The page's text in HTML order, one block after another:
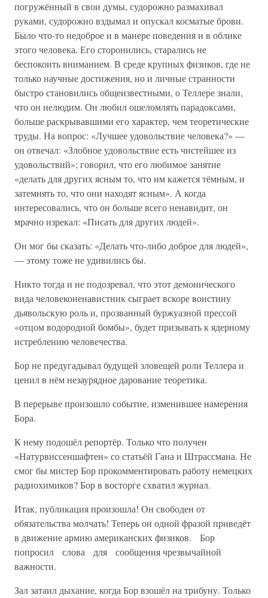
погружённый в свои думы, судорожно размахивал
руками, судорожно вздымал и опускал косматые брови.
Было что-то недоброе и в манере поведения и в облике
этого человека. Его сторонились, старались не
беспокоить вниманием. В среде крупных физиков, где не
только научные достижения, но и личные странности
быстро становились общеизвестными, о Теллере знали,
что он нелюдим. Он любил ошеломлять парадоксами,
больше раскрывавшими его характер, чем теоретические
труды. На вопрос: «Лучшее удовольствие человека?» —
он отвечал: «Злобное удовольствие есть чистейшее из
удовольствий»; говорил, что его любимое занятие
«делать для других ясным то, что им кажется тёмным, и
затемнять то, что они находят ясным». А когда
интересовались, что он больше всего ненавидит, он
мрачно изрекал: «Писать для других людей».
Он мог бы сказать: «Делать что-либо доброе для людей»,
— этому тоже не удивились бы.
Никто тогда и не подозревал, что этот демонического
вида человеконенавистник сыграет вскоре воистину
дьявольскую роль и, прозванный буржуазной прессой
«отцом водородной бомбы», будет призывать к ядерному
истреблению человечества.
Бор не предугадывал будущей зловещей роли Теллера и
ценил в нём незаурядное дарование теоретика.
В перерыве произошло событие, изменившее намерения
Бора.
К нему подошёл репортёр. Только что получен
«Натурвиссеншафтен» со статьёй Гана и Штрассмана. Не
смог бы мистер Бор прокомментировать работу немецких
радиохимиков? Бор в восторге схватил журнал.
Итак, публикация произошла! Он свободен от
обязательства молчать! Теперь он одной фразой приведёт
в движение армию американских физиков. Бор
попросил слова для сообщения чрезвычайной
важности.
Зал затаил дыхание, когда Бор взошёл на трибуну. Только